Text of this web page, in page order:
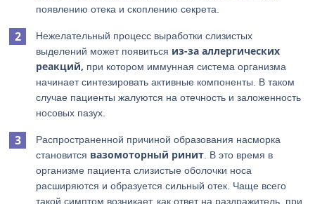
появлению отека и скоплению секрета.
Нежелательный процесс выработки слизистых
выделений может появиться из-за аллергических
реакций, при котором иммунная система организма
начинает синтезировать активные компоненты. В таком
случае пациенты жалуются на отечность и заложенность
носовых пазух.
Распространенной причиной образования насморка
становится вазомоторный ринит . В это время в
организме пациента слизистые оболочки носа
расширяются и образуется сильный отек. Чаще всего
такой симптом возникает, как ответ на раздражитель, при